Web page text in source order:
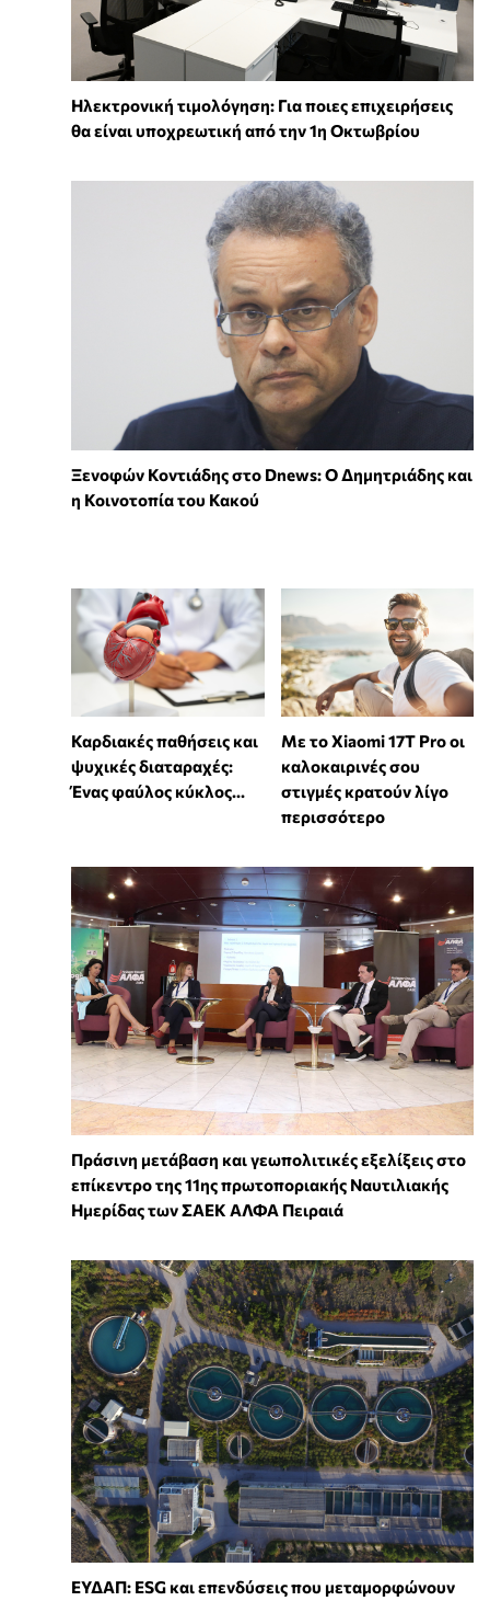
Ηλεκτρονική τιμολόγηση: Για ποιες επιχειρήσεις
θα είναι υποχρεωτική από την 1η Οκτωβρίου
Ξενοφών Κοντιάδης στο Dnews: Ο Δημητριάδης και
η Κοινοτοπία του Κακού
Καρδιακές παθήσεις και
ψυχικές διαταραχές:
Ένας φαύλος κύκλος...
Με το Xiaomi 17T Pro οι
καλοκαιρινές σου
στιγμές κρατούν λίγο
περισσότερο
Πράσινη μετάβαση και γεωπολιτικές εξελίξεις στο
επίκεντρο της 11ης πρωτοποριακής Ναυτιλιακής
Ημερίδας των ΣΑΕΚ ΑΛΦΑ Πειραιά
ΕΥΔΑΠ: ESG και επενδύσεις που μεταμορφώνουν